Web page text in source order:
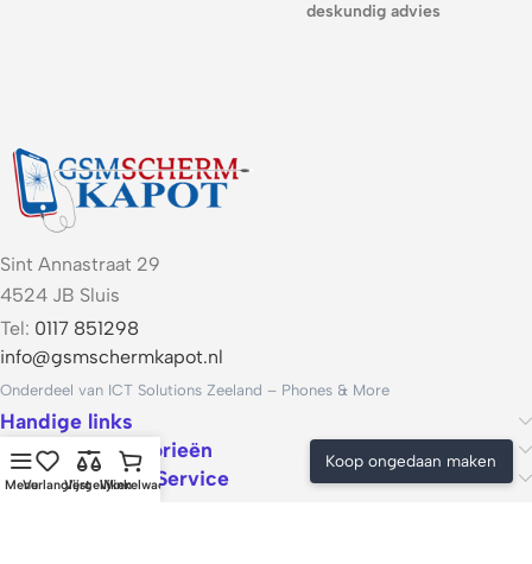
deskundig advies
Sint Annastraat 29
4524 JB Sluis
Tel: 0117 851298
info@gsmschermkapot.nl
Onderdeel van ICT Solutions Zeeland – Phones & More
Handige links
Populaire categorieën
Voorwaarden & Service
MenuVerlanglijstVergelijkenWinkelwagen
Koop ongedaan maken